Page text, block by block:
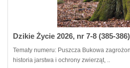
Dzikie Życie 2026, nr 7-8 (385-
Tematy numeru: Puszcza Bukowa
historia jarstwa i ochrony zwierząt, ..